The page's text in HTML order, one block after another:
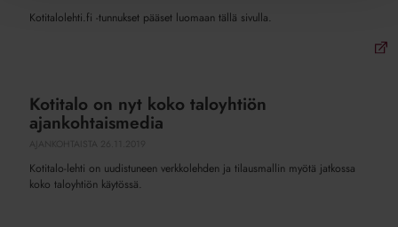
verkkolehteen
Kotitalolehti.fi -tunnukset pääset luomaan tällä sivulla.
Kotitalo
on
koko
taloyhtiön
Kotitalo on nyt koko taloyhtiön
ajankohtaismedia
Kotitalo-lehti on uudistuneen verkkolehden ja tilausmallin myötä jatkossa
koko taloyhtiön käytössä.